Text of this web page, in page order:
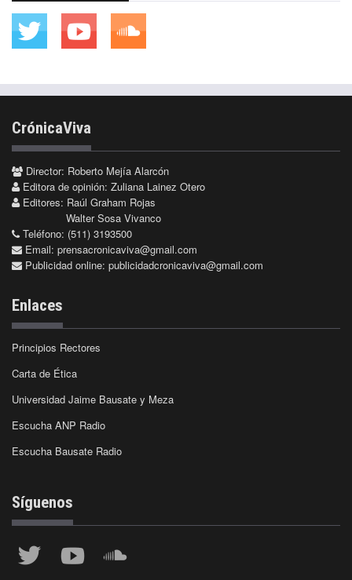
CrónicaViva
Director: Roberto Mejía Alarcón
Editora de opinión: Zuliana Lainez Otero
Editores: Raúl Graham Rojas
Walter Sosa Vivanco
Teléfono: (511) 3193500
Email: prensacronicaviva@gmail.com
Publicidad online: publicidadcronicaviva@gmail.com
Enlaces
Principios Rectores
Carta de Ética
Universidad Jaime Bausate y Meza
Escucha ANP Radio
Escucha Bausate Radio
Síguenos